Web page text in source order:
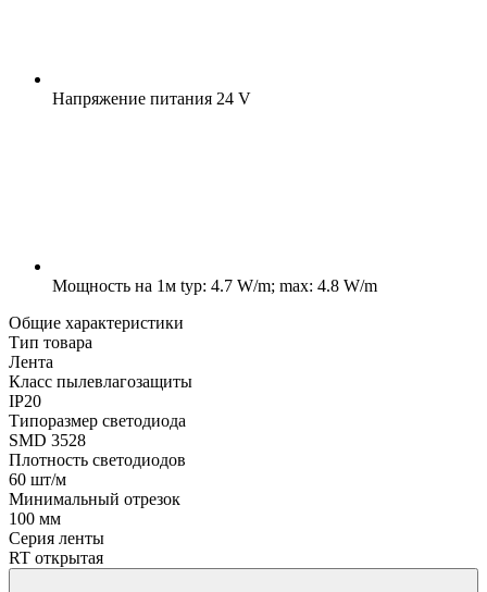
Напряжение питания 24 V
Мощность на 1м typ: 4.7 W/m; max: 4.8 W/m
Общие характеристики
Тип товара
Лента
Класс пылевлагозащиты
IP20
Типоразмер светодиода
SMD 3528
Плотность светодиодов
60 шт/м
Минимальный отрезок
100 мм
Серия ленты
RT открытая